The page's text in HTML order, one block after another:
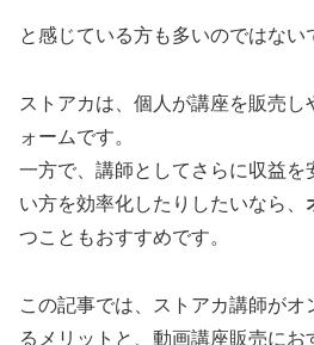
と感じている方も多いのではない
ストアカは、個人が講座を販売し
ォームです。
一方で、講師としてさらに収益を
い方を効率化したりしたいなら、
つこともおすすめです。
この記事では、ストアカ講師が
るメリットと、動画講座販売にお